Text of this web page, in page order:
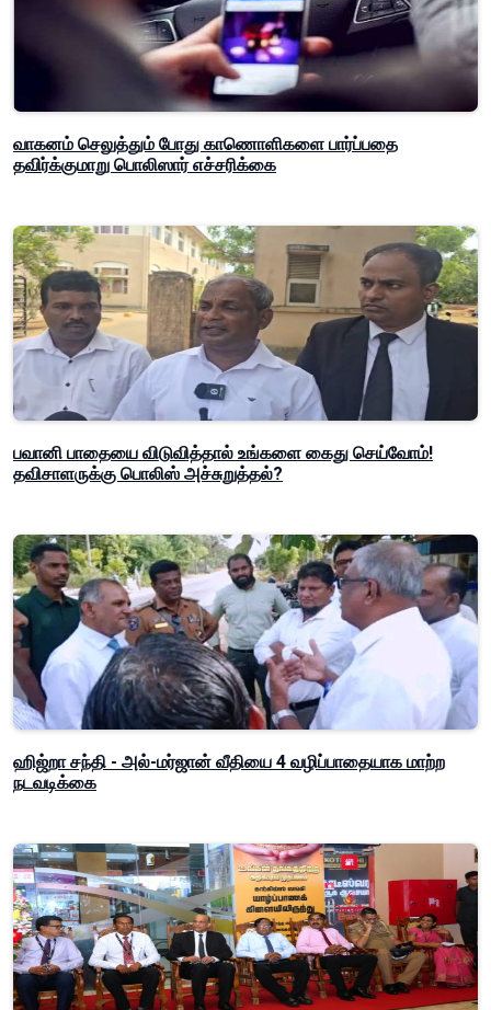
வாகனம் செலுத்தும் போது காணொளிகளை பார்ப்பதை
தவிர்க்குமாறு பொலிஸார் எச்சரிக்கை
பவானி பாதையை விடுவித்தால் உங்களை கைது செய்வோம்!
தவிசாளருக்கு பொலிஸ் அச்சுறுத்தல்?
ஹிஜ்றா சந்தி - அல்-மர்ஜான் வீதியை 4 வழிப்பாதையாக மாற்ற
நடவடிக்கை